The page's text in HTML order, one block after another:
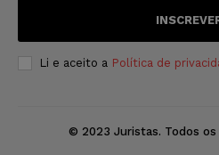
Li e aceito a Política de
© 2023 Juristas. Todos